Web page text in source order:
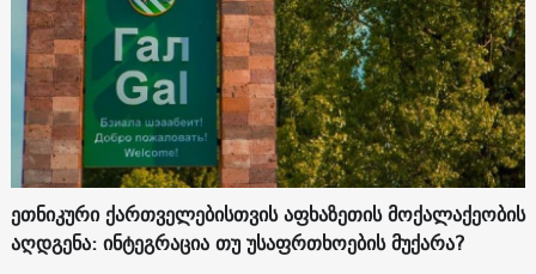
ეთნიკური ქართველებისთვის აფხაზეთის მოქალაქეობის
აღდგენა: ინტეგრაცია თუ უსაფრთხოების მუქარა?